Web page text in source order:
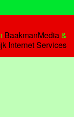
BaakmanMedia&
Internet Services